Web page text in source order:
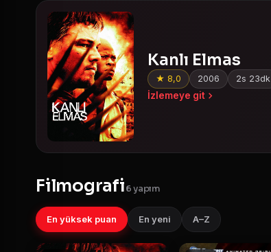
Kanlı Elmas
★ 8,0 2006 2s 23dk
İzlemeye git
Filmografi6 yapım
En yüksek puan En yeni A–Z